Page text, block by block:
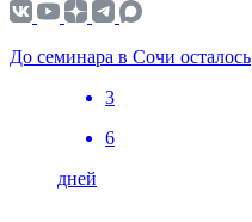
До семинара в Сочи осталось
3
6
дней